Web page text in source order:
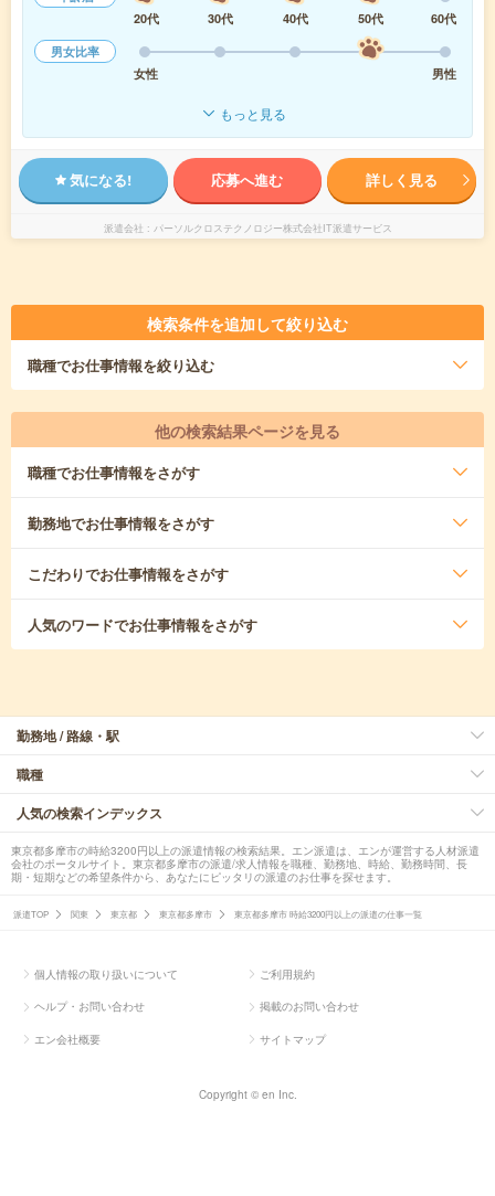
20代
30代 40代 50代
60代
男女比率
女性
男性
もっと見る
気になる! 応募へ進む 詳しく見る
派遣会社 パーソルクロステクノロジー株式会社IT派遣サービス
検索条件を追加して絞り込む
職種でお仕事情報を絞り込む
他の検索結果ページを見る
職種でお仕事情報をさがす
勤務地でお仕事情報をさがす
こだわりでお仕事情報をさがす
人気のワードでお仕事情報をさがす
勤務地 / 路線・駅
職種
人気の検索インデックス
東京都多摩市の時給3200円以上の派遣情報の検索結果。エン派遣は、エンが運営する人材派遣
会社のポータルサイト。東京都多摩市の派遣/求人情報を職種、勤務地、時給、勤務時間、長
期・短期などの希望条件から、あなたにピッタリの派遣のお仕事を探せます。
派遣TOP 関東 東京都 東京都多摩市 東京都多摩市 時給3200円以上の派遣の仕事一覧
個人情報の取り扱いについて ご利用規約
ヘルプ・お問い合わせ 掲載のお問い合わせ
エン会社概要 サイトマップ
Copyright © en Inc.